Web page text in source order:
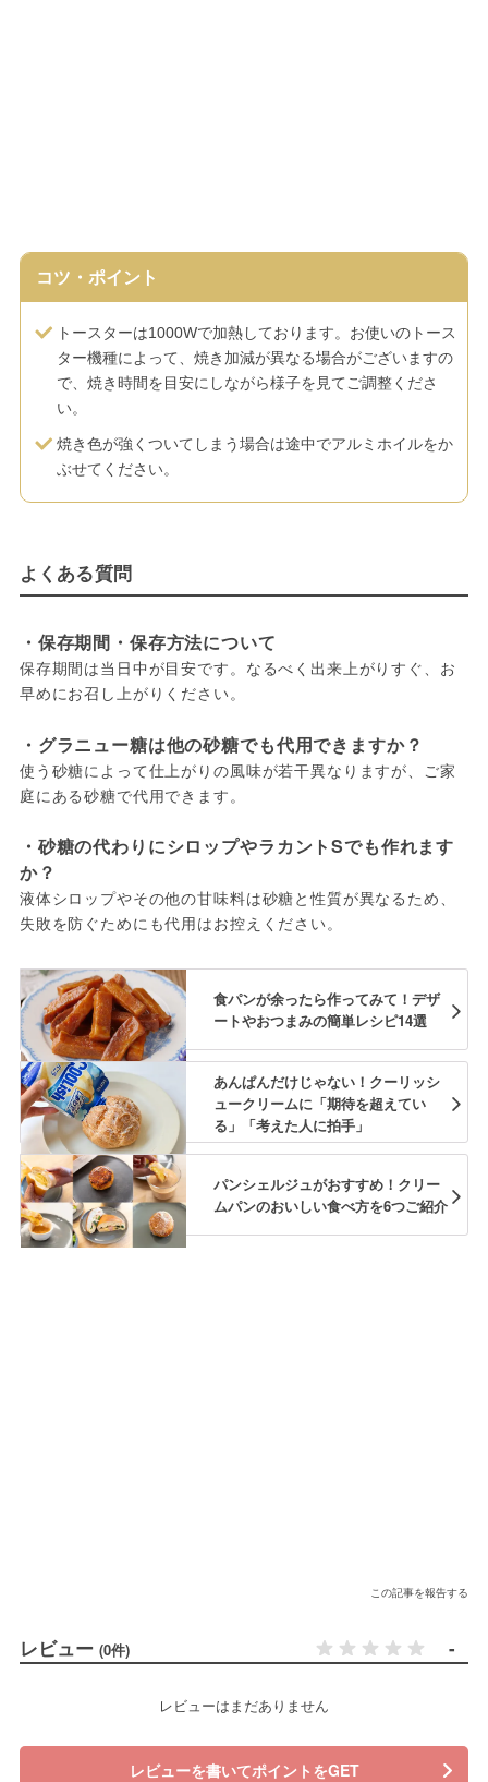
コツ・ポイント
トースターは1000Wで加熱しております。お使いのトース
ター機種によって、焼き加減が異なる場合がございますの
で、焼き時間を目安にしながら様子を見てご調整くださ
い。
焼き色が強くついてしまう場合は途中でアルミホイルをか
ぶせてください。
よくある質問
・保存期間・保存方法について
保存期間は当日中が目安です。なるべく出来上がりすぐ、お
早めにお召し上がりください。
・グラニュー糖は他の砂糖でも代用できますか？
使う砂糖によって仕上がりの風味が若干異なりますが、ご家
庭にある砂糖で代用できます。
・砂糖の代わりにシロップやラカントSでも作れます
か？
液体シロップやその他の甘味料は砂糖と性質が異なるため、
失敗を防ぐためにも代用はお控えください。
食パンが余ったら作ってみて！デザ
ートやおつまみの簡単レシピ14選
あんぱんだけじゃない！クーリッシ
ュークリームに「期待を超えてい
る」「考えた人に拍手」
パンシェルジュがおすすめ！クリー
ムパンのおいしい食べ方を6つご紹介
この記事を報告する
レビュー (0件) -
レビューはまだありません
レビューを書いてポイントをGET